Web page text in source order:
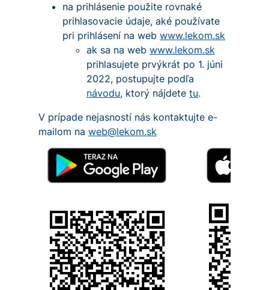
na prihlásenie použite rovnaké
prihlasovacie údaje, aké používate
pri prihlásení na web www.lekom.sk
ak sa na web www.lekom.sk
prihlasujete prvýkrát po 1. júni
2022, postupujte podľa
návodu, ktorý nájdete tu.
V prípade nejasností nás kontaktujte e-
mailom na web@lekom.sk